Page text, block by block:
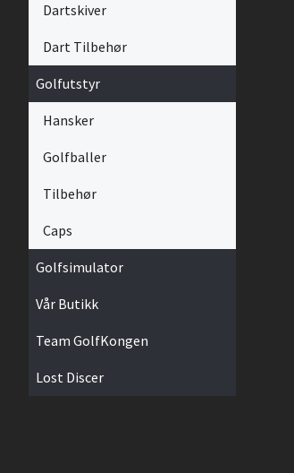
Dartskiver
Dart Tilbehør
Golfutstyr
Hansker
Golfballer
Tilbehør
Caps
Golfsimulator
Vår Butikk
Team GolfKongen
Lost Discer